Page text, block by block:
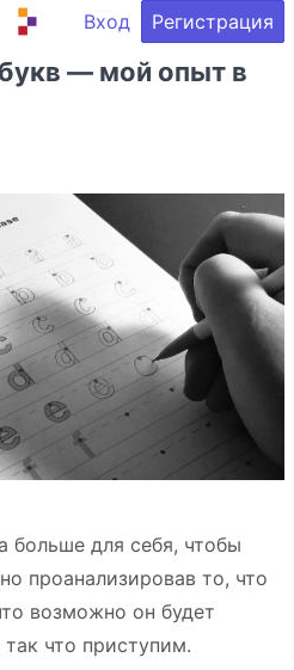
Вход Регистрация
— мой опыт в
больше для себя, чтобы
проанализировав то, что
возможно он будет
что приступим.